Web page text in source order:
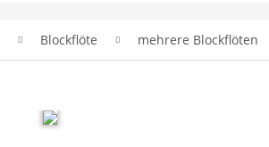
Blockflöte mehrere Blockflöten